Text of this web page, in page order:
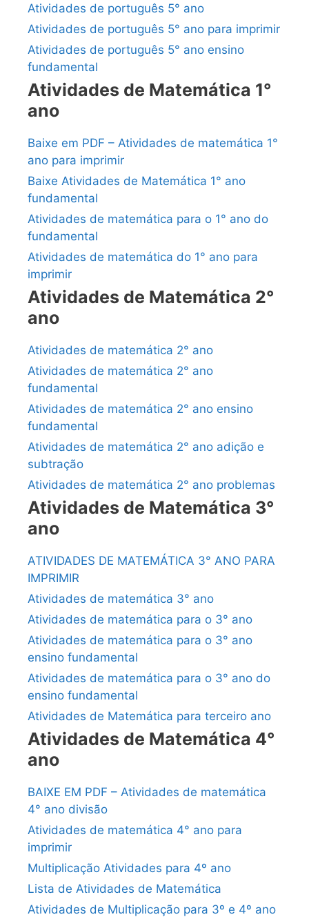
Atividades de português 5° ano
Atividades de português 5° ano para imprimir
Atividades de português 5° ano ensino
fundamental
Atividades de Matemática 1°
ano
Baixe em PDF – Atividades de matemática 1°
ano para imprimir
Baixe Atividades de Matemática 1° ano
fundamental
Atividades de matemática para o 1° ano do
fundamental
Atividades de matemática do 1° ano para
imprimir
Atividades de Matemática 2°
ano
Atividades de matemática 2° ano
Atividades de matemática 2° ano
fundamental
Atividades de matemática 2° ano ensino
fundamental
Atividades de matemática 2° ano adição e
subtração
Atividades de matemática 2° ano problemas
Atividades de Matemática 3°
ano
ATIVIDADES DE MATEMÁTICA 3° ANO PARA
IMPRIMIR
Atividades de matemática 3° ano
Atividades de matemática para o 3° ano
Atividades de matemática para o 3° ano
ensino fundamental
Atividades de matemática para o 3° ano do
ensino fundamental
Atividades de Matemática para terceiro ano
Atividades de Matemática 4°
ano
BAIXE EM PDF – Atividades de matemática
4° ano divisão
Atividades de matemática 4° ano para
imprimir
Multiplicação Atividades para 4º ano
Lista de Atividades de Matemática
Atividades de Multiplicação para 3º e 4º ano